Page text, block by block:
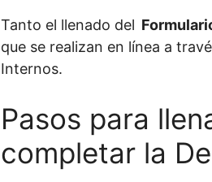
Tanto el llenado del
que se realizan en línea a
Internos.
Pasos para
completar la